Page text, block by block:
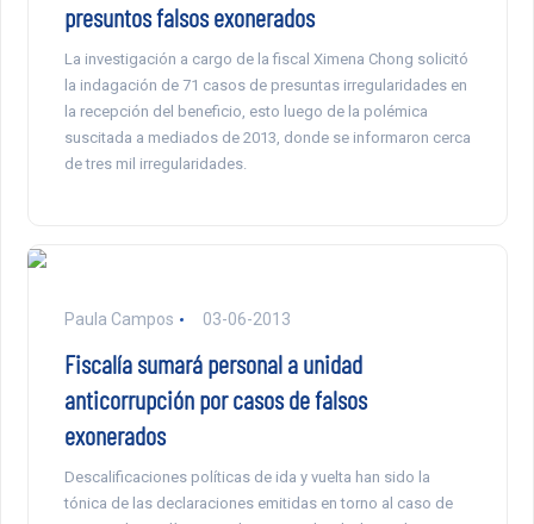
presuntos falsos exonerados
La investigación a cargo de la fiscal Ximena Chong solicitó
la indagación de 71 casos de presuntas irregularidades en
la recepción del beneficio, esto luego de la polémica
suscitada a mediados de 2013, donde se informaron cerca
de tres mil irregularidades.
Paula Campos 03-06-2013
Fiscalía sumará personal a unidad
anticorrupción por casos de falsos
exonerados
Descalificaciones políticas de ida y vuelta han sido la
tónica de las declaraciones emitidas en torno al caso de